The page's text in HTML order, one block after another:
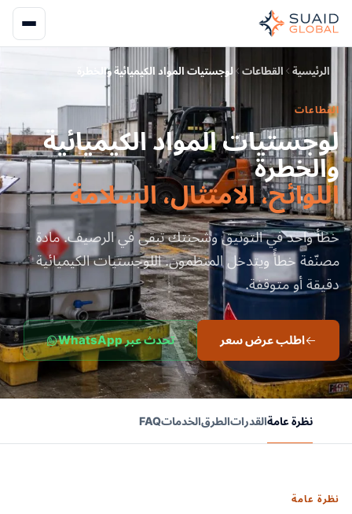
الرئيسية القطاعات لوجستيات المواد الكيميائية والخطرة
القطاعات
لوجستيات المواد الكيميائية
والخطرة
اللوائح، الامتثال، السلامة
خطأ واحد في التوثيق وشحنتك تبقى في الرصيف. مادة
مصنّفة خطأً ويتدخل المنظمون. اللوجستيات الكيميائية
دقيقة أو متوقفة.
اطلب عرض سعر تحدث عبر WhatsApp
نظرة عامةالقدراتالطرقالخدماتFAQ
نظرة عامة